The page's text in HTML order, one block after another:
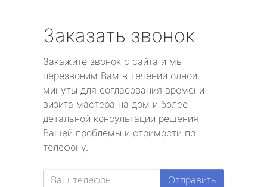
Заказать звонок
Закажите звонок с сайта и мы
перезвоним Вам в течении одной
минуты для согласования времени
визита мастера на дом и более
детальной консультации решения
Вашей проблемы и стоимости по
телефону.
Отправить